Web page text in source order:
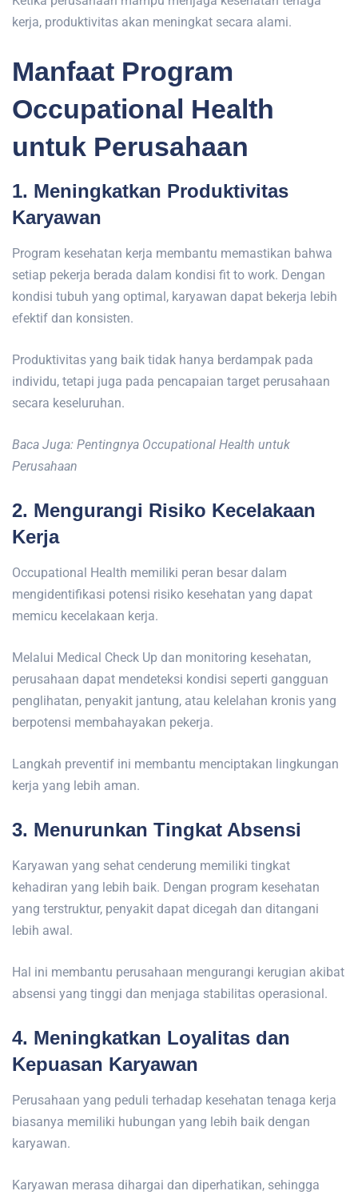
kerja, produktivitas akan meningkat secara alami.
Manfaat Program
Occupational Health
untuk Perusahaan
1. Meningkatkan Produktivitas
Karyawan
Program kesehatan kerja membantu memastikan bahwa
setiap pekerja berada dalam kondisi fit to work. Dengan
kondisi tubuh yang optimal, karyawan dapat bekerja lebih
efektif dan konsisten.
Produktivitas yang baik tidak hanya berdampak pada
individu, tetapi juga pada pencapaian target perusahaan
secara keseluruhan.
Baca Juga: Pentingnya Occupational Health untuk
Perusahaan
2. Mengurangi Risiko Kecelakaan
Kerja
Occupational Health memiliki peran besar dalam
mengidentifikasi potensi risiko kesehatan yang dapat
memicu kecelakaan kerja.
Melalui Medical Check Up dan monitoring kesehatan,
perusahaan dapat mendeteksi kondisi seperti gangguan
penglihatan, penyakit jantung, atau kelelahan kronis yang
berpotensi membahayakan pekerja.
Langkah preventif ini membantu menciptakan lingkungan
kerja yang lebih aman.
3. Menurunkan Tingkat Absensi
Karyawan yang sehat cenderung memiliki tingkat
kehadiran yang lebih baik. Dengan program kesehatan
yang terstruktur, penyakit dapat dicegah dan ditangani
lebih awal.
Hal ini membantu perusahaan mengurangi kerugian akibat
absensi yang tinggi dan menjaga stabilitas operasional.
4. Meningkatkan Loyalitas dan
Kepuasan Karyawan
Perusahaan yang peduli terhadap kesehatan tenaga kerja
biasanya memiliki hubungan yang lebih baik dengan
karyawan.
Karyawan merasa dihargai dan diperhatikan, sehingga